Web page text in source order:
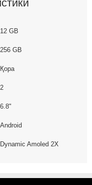
12 GB
256 GB
Қора
2
6.8"
Android
Dynamic Amoled 2X